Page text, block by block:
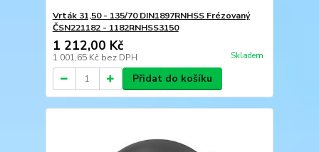
Vrták 31,50 - 135/70 DIN1897RNHSS Frézovaný
ČSN221182 - 1182RNHSS3150
1 212,00 Kč
1 001,65 Kč bez DPH Skladem
Přidat do košíku